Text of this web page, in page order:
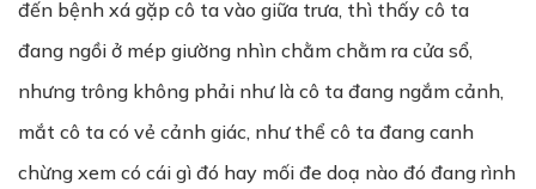
đến bệnh xá gặp cô ta vào giữa trưa, thì thấy cô ta
đang ngồi ở mép giường nhìn chằm chằm ra cửa sổ,
nhưng trông không phải như là cô ta đang ngắm cảnh,
mắt cô ta có vẻ cảnh giác, như thể cô ta đang canh
chừng xem có cái gì đó hay mối đe doạ nào đó đang rình